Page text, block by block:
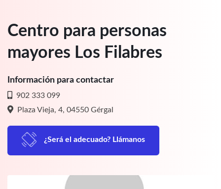
Centro para personas
mayores Los Filabres
Información para contactar
902 333 099
Plaza Vieja, 4, 04550 Gérgal
¿Será el adecuado? Llámanos